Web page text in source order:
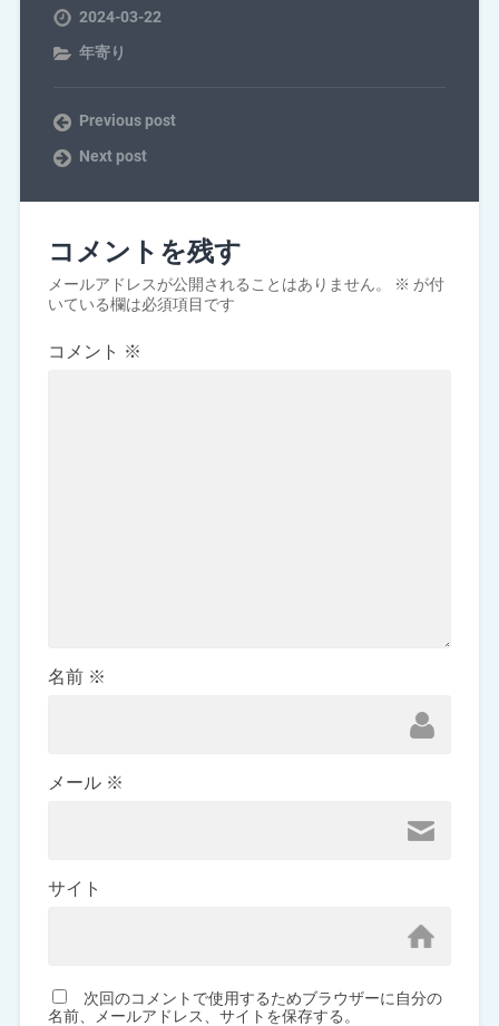
2024-03-22
年寄り
Previous post
Next post
コメントを残す
メールアドレスが公開されることはありません。 ※ が付
いている欄は必須項目です
コメント ※
名前 ※
メール ※
サイト
次回のコメントで使用するためブラウザーに自分の
名前、メールアドレス、サイトを保存する。